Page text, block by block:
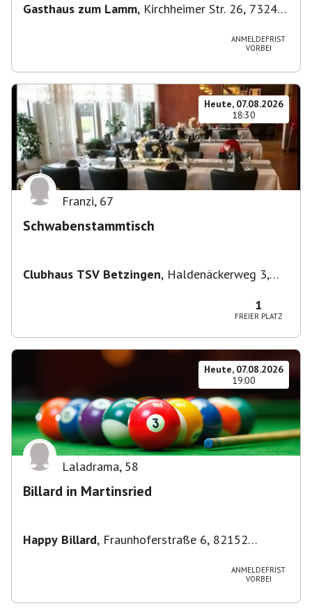
Gasthaus zum Lamm, Kirchheimer Str. 26, 73240
ANMELDEFRIST
VORBEI
Heute, 07.08.2026
18:30
Franzi, 67
Schwabenstammtisch
Clubhaus TSV Betzingen, Haldenäckerweg 3,
1
FREIER PLATZ
Heute, 07.08.2026
19:00
Laladrama, 58
Billard in Martinsried
Happy Billard, Fraunhoferstraße 6, 82152
ANMELDEFRIST
VORBEI